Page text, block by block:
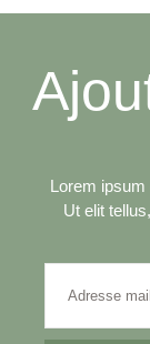
Lorem
Ut elit